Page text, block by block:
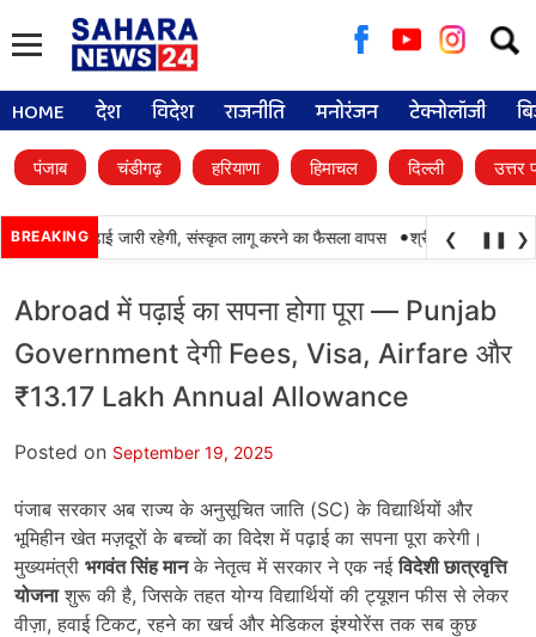
for:
HOME देश विदेश राजनीति मनोरंजन टेक्नोलॉजी
पंजाब चंडीगढ़ हरियाणा हिमाचल दिल्ली उत्तर
BREAKING
पंजाबी की पढ़ाई जारी रहेगी, संस्कृत लागू करने का फैसला वापस • श्री गुरु हरिकृष्ण
❮ ❚❚ ❯
Abroad में पढ़ाई का सपना होगा पूरा — Punjab
Government देगी Fees, Visa, Airfare और
₹13.17 Lakh Annual Allowance
Posted on September 19, 2025
पंजाब सरकार अब राज्य के अनुसूचित जाति (SC) के विद्यार्थियों और
भूमिहीन खेत मज़दूरों के बच्चों का विदेश में पढ़ाई का सपना पूरा करेगी।
मुख्यमंत्री भगवंत सिंह मानके नेतृत्व में सरकार ने एक नईविदेशी छात्रवृत्ति
योजनाशुरू की है, जिसके तहत योग्य विद्यार्थियों की ट्यूशन फीस से लेकर
वीज़ा, हवाई टिकट, रहने का खर्च और मेडिकल इंश्योरेंस तक सब कुछ